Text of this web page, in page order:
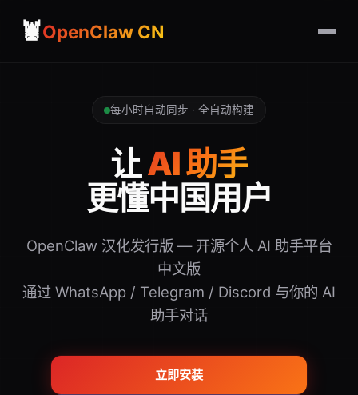
🦞OpenClaw CN
每小时自动同步 · 全自动构建
让AI 助手
更懂中国用户
OpenClaw 汉化发行版 — 开源个人 AI 助手平台
中文版
通过 WhatsApp / Telegram / Discord 与你的 AI
助手对话
立即安装